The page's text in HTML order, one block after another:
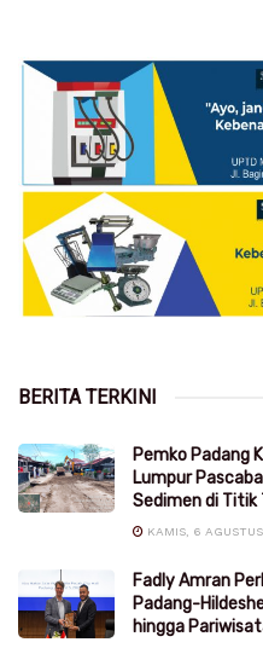
BERITA TERKINI
Pemko Padang
Lumpur
Sedimen di Titik
KAMIS, 6
Fadly Amran
Padang-
hingga